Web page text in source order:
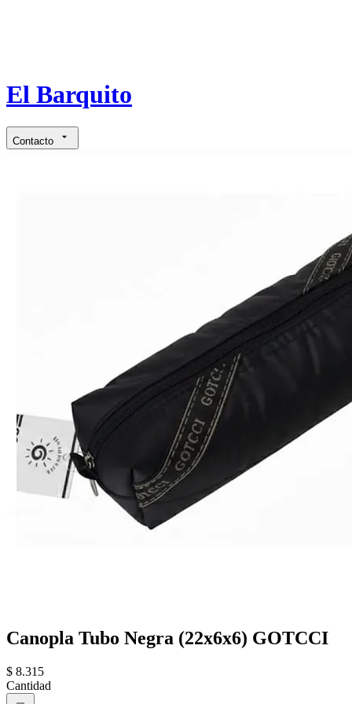
El Barquito
Contacto
Canopla Tubo Negra (22x6x6) GOTCCI
$ 8.315
Cantidad